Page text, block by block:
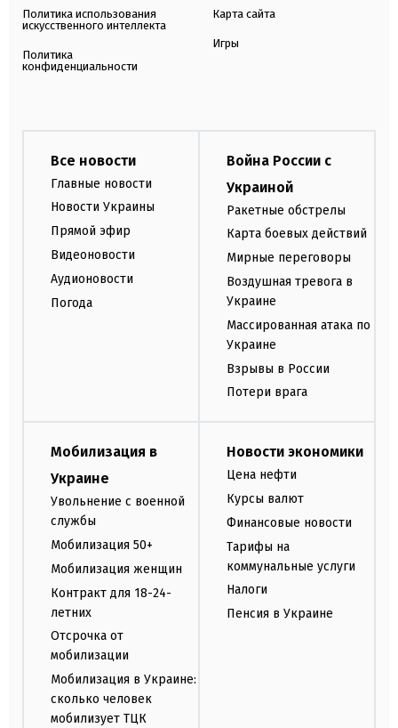
Политика использования
искусственного интеллекта
Политика
конфиденциальности
Карта сайта
Игры
Все новости
Главные новости
Новости Украины
Прямой эфир
Видеоновости
Аудионовости
Погода
Война России с
Украиной
Ракетные обстрелы
Карта боевых действий
Мирные переговоры
Воздушная тревога в
Украине
Массированная атака по
Украине
Взрывы в России
Потери врага
Мобилизация в
Украине
Увольнение с военной
службы
Мобилизация 50+
Мобилизация женщин
Контракт для 18-24-
летних
Отсрочка от
мобилизации
Мобилизация в Украине:
сколько человек
мобилизует ТЦК
Новости экономики
Цена нефти
Курсы валют
Финансовые новости
Тарифы на
коммунальные услуги
Налоги
Пенсия в Украине